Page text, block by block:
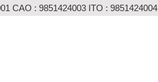
CAO : 9851424003 ITO : 9851424004